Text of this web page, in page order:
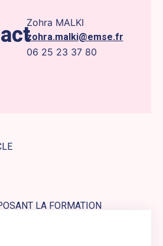
Zohra MALKI
zohra.malki@emse.fr
06 25 23 37 80
LA FORMATION